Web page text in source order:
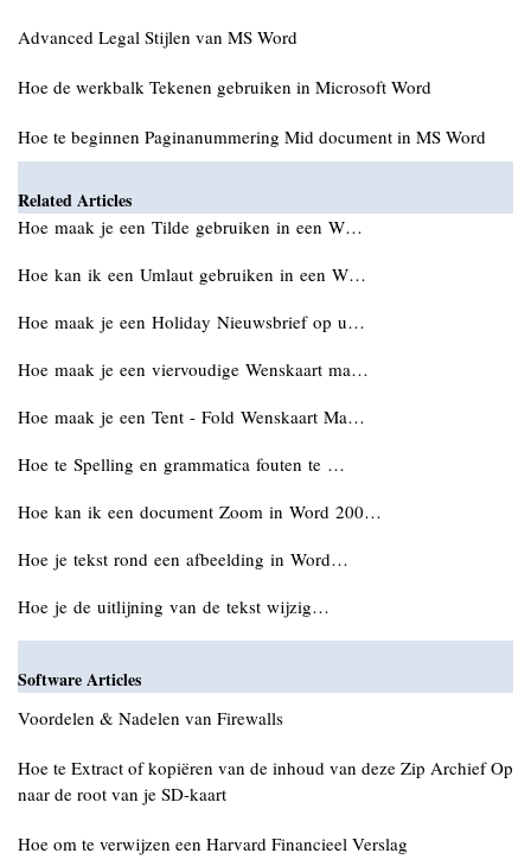
Advanced Legal Stijlen van MS Word
Hoe de werkbalk Tekenen gebruiken in Microsoft Word
Hoe te beginnen Paginanummering Mid document in MS Word
Related Articles
Hoe maak je een Tilde gebruiken in een W…
Hoe kan ik een Umlaut gebruiken in een W…
Hoe maak je een Holiday Nieuwsbrief op u…
Hoe maak je een viervoudige Wenskaart ma…
Hoe maak je een Tent - Fold Wenskaart Ma…
Hoe te Spelling en grammatica fouten te …
Hoe kan ik een document Zoom in Word 200…
Hoe je tekst rond een afbeelding in Word…
Hoe je de uitlijning van de tekst wijzig…
Software Articles
Voordelen & Nadelen van Firewalls
Hoe te Extract of kopiëren van de inhoud van deze Zip Archief Op
naar de root van je SD-kaart
Hoe om te verwijzen een Harvard Financieel Verslag